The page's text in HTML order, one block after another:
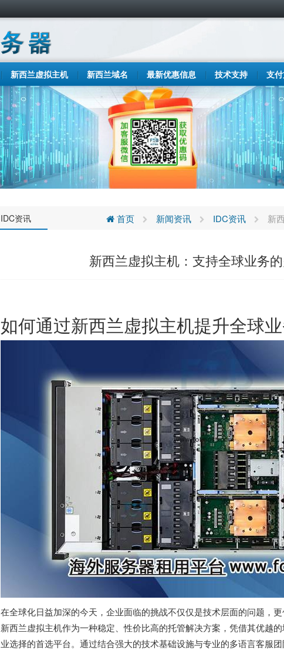
新西兰虚拟主机 新西兰域名 最新优惠信息 技术支持 支
IDC资讯 首页 新闻资讯 IDC资讯 新
新西兰虚拟主机：支持全球业务
如何通过新西兰虚拟主机提升全球
在全球化日益加深的今天，企业面临的挑战不仅仅是技术层面的问题，
新西兰虚拟主机作为一种稳定、性价比高的托管解决方案，凭借其优越
业选择的首选平台。通过结合强大的技术基础设施与专业的多语言客服团